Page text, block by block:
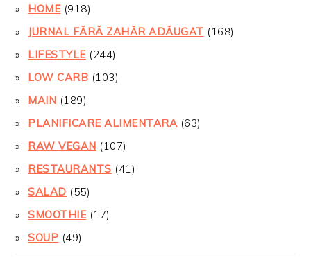
HOME(918)
JURNAL FĂRĂ ZAHĂR ADĂUGAT (168)
LIFESTYLE(244)
LOW CARB (103)
MAIN (189)
PLANIFICARE ALIMENTARA (63)
RAW VEGAN (107)
RESTAURANTS (41)
SALAD (55)
SMOOTHIE(17)
SOUP (49)